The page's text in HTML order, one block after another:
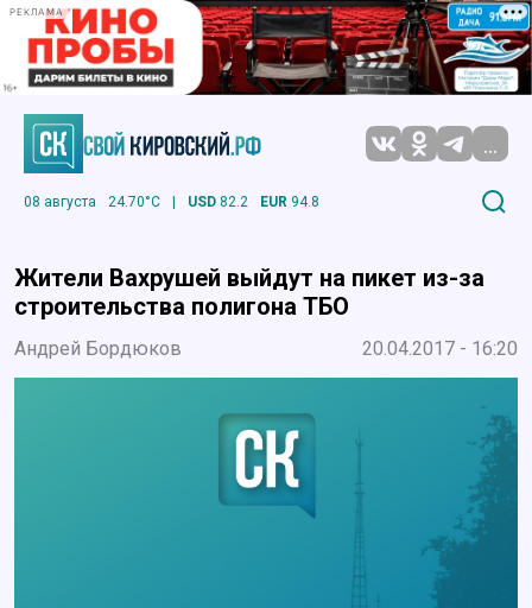
РЕКЛАМА
...
08 августа 24.70°C | USD 82.2 EUR 94.8
Жители Вахрушей выйдут на пикет из-за
строительства полигона ТБО
Андрей Бордюков 20.04.2017 - 16:20